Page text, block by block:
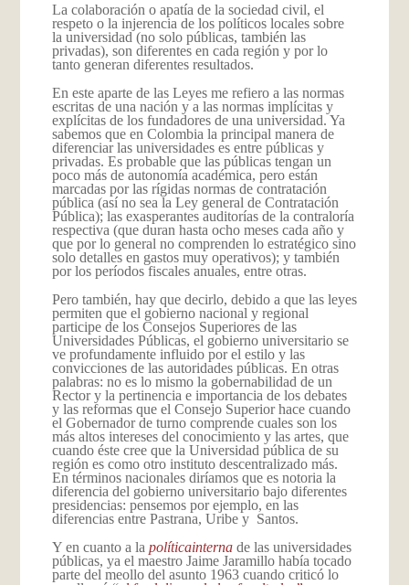
La colaboración o apatía de la sociedad civil, el
respeto o la injerencia de los políticos locales sobre
la universidad (no solo públicas, también las
privadas), son diferentes en cada región y por lo
tanto generan diferentes resultados.
En este aparte de las Leyes me refiero a las normas
escritas de una nación y a las normas implícitas y
explícitas de los fundadores de una universidad. Ya
sabemos que en Colombia la principal manera de
diferenciar las universidades es entre públicas y
privadas. Es probable que las públicas tengan un
poco más de autonomía académica, pero están
marcadas por las rígidas normas de contratación
pública (así no sea la Ley general de Contratación
Pública); las exasperantes auditorías de la contraloría
respectiva (que duran hasta ocho meses cada año y
que por lo general no comprenden lo estratégico sino
solo detalles en gastos muy operativos); y también
por los períodos fiscales anuales, entre otras.
Pero también, hay que decirlo, debido a que las leyes
permiten que el gobierno nacional y regional
participe de los Consejos Superiores de las
Universidades Públicas, el gobierno universitario se
ve profundamente influido por el estilo y las
convicciones de las autoridades públicas. En otras
palabras: no es lo mismo la gobernabilidad de un
Rector y la pertinencia e importancia de los debates
y las reformas que el Consejo Superior hace cuando
el Gobernador de turno comprende cuales son los
más altos intereses del conocimiento y las artes, que
cuando éste cree que la Universidad pública de su
región es como otro instituto descentralizado más.
En términos nacionales diríamos que es notoria la
diferencia del gobierno universitario bajo diferentes
presidencias: pensemos por ejemplo, en las
diferencias entre Pastrana, Uribe y Santos.
Y en cuanto a la políticainterna de las universidades
públicas, ya el maestro Jaime Jaramillo había tocado
parte del meollo del asunto 1963 cuando criticó lo